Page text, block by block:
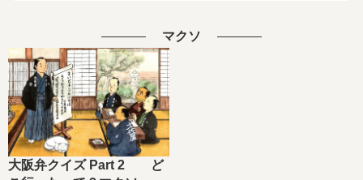
マクソ
大阪弁クイズ Part 2 ど